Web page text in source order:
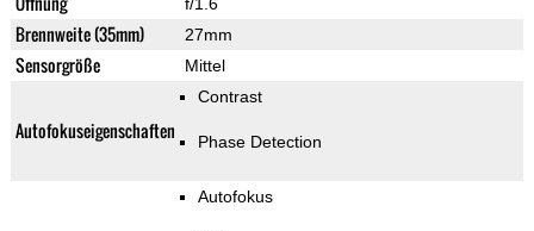
Brennweite (35mm) 27mm
Sensorgröße Mittel
Autofokuseigenschaften
Contrast
Phase Detection
Autofokus